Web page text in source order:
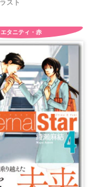
スト
エタニティ・赤